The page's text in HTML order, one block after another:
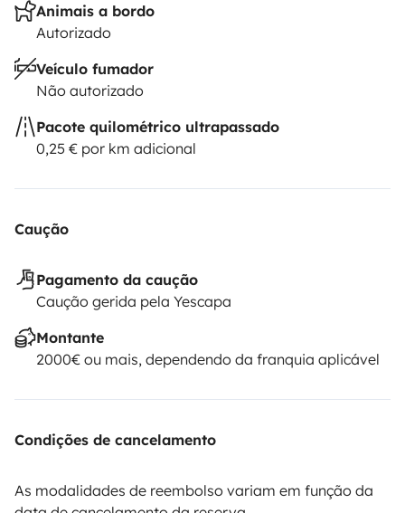
Animais a bordo
Autorizado
Veículo fumador
Não autorizado
Pacote quilométrico ultrapassado
0,25 € por km adicional
Caução
Pagamento da caução
Caução gerida pela Yescapa
Montante
2000€ ou mais, dependendo da franquia aplicável
Condições de cancelamento
As modalidades de reembolso variam em função da